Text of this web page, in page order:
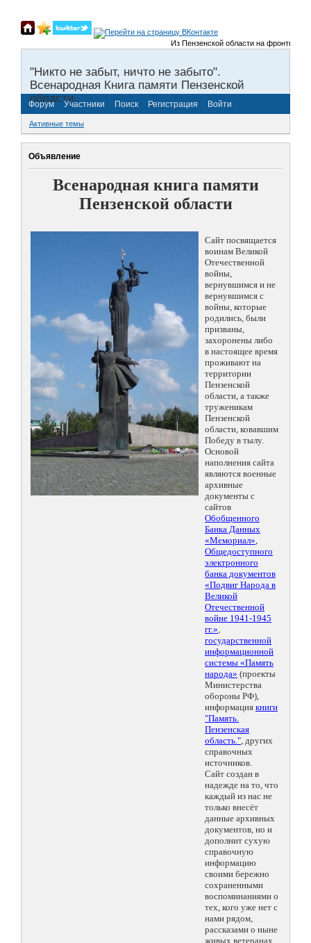
Из Пензенской области на фронты
"Никто не забыт, ничто не забыто".
Всенародная Книга памяти Пензенской
области.
Форум Участники Поиск Регистрация Войти
Активные темы
Объявление
Всенародная книга памяти
Пензенской области
Сайт посвящается
воинам Великой
Отечественной
войны,
вернувшимся и не
вернувшимся с
войны, которые
родились, были
призваны,
захоронены либо
в настоящее время
проживают на
территории
Пензенской
области, а также
труженикам
Пензенской
области, ковавшим
Победу в тылу.
Основой
наполнения сайта
являются военные
архивные
документы с
сайтов
Обобщенного
Банка Данных
«Мемориал»,
Общедоступного
электронного
банка документов
«Подвиг Народа в
Великой
Отечественной
войне 1941-1945
гг.»,
государственной
информационной
системы «Память
народа» (проекты
Министерства
обороны РФ),
информация книги
"Память.
Пензенская
область.", других
справочных
источников.
Сайт создан в
надежде на то, что
каждый из нас не
только внесёт
данные архивных
документов, но и
дополнит сухую
справочную
информацию
своими бережно
сохраненными
воспоминаниями о
тех, кого уже нет с
нами рядом,
рассказами о ныне
живых ветеранах,